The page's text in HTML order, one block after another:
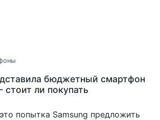
бюджетный смартфон
ли покупать
попытка Samsung предложить